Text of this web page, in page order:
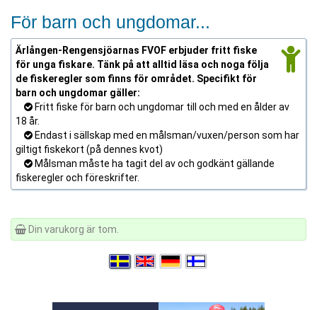
För barn och ungdomar...
Ärlången-Rengensjöarnas FVOF erbjuder fritt fiske
för unga fiskare. Tänk på att alltid läsa och noga följa
de fiskeregler som finns för området. Specifikt för
barn och ungdomar gäller:
Fritt fiske för barn och ungdomar till och med en ålder av
18 år.
Endast i sällskap med en målsman/vuxen/person som har
giltigt fiskekort (på dennes kvot)
Målsman måste ha tagit del av och godkänt gällande
fiskeregler och föreskrifter.
Din varukorg är tom.